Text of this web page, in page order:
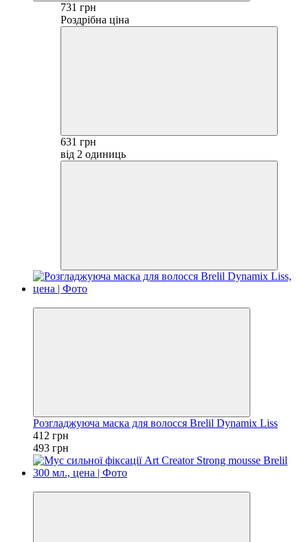
731 грн
Роздрібна ціна
631 грн
від 2 одиниць
Розгладжуюча маска для волосся Brelil Dynamix Liss
412 грн
493 грн